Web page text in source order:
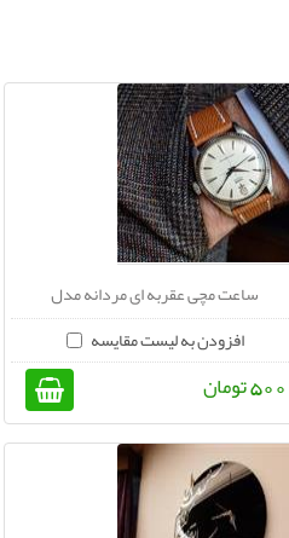
ساعت مچی عقربه ای مردانه مدل
افزودن به لیست مقایسه
500 تومان